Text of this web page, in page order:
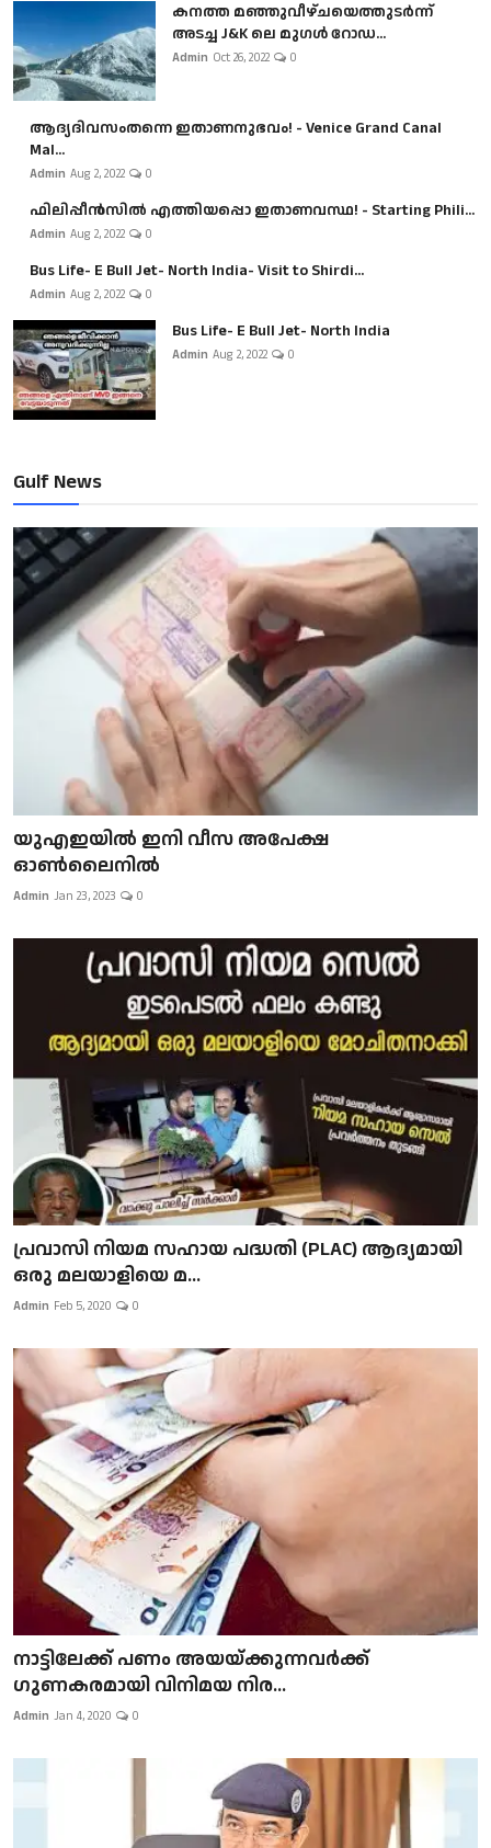
കനത്ത മഞ്ഞുവീഴ്ചയെത്തുടർന്ന്
അടച്ച J&K ലെ മുഗൾ റോഡ...
Admin Oct 26, 2022 0
ആദ്യദിവസംതന്നെ ഇതാണനുഭവം! - Venice Grand Canal
Mal...
Admin Aug 2, 2022 0
ഫിലിപ്പീൻസിൽ എത്തിയപ്പൊ ഇതാണവസ്ഥ! - Starting Phili...
Admin Aug 2, 2022 0
Bus Life- E Bull Jet- North India- Visit to Shirdi...
Admin Aug 2, 2022 0
Bus Life- E Bull Jet- North India
Admin Aug 2, 2022 0
Gulf News
യുഎഇയിൽ ഇനി വീസ അപേക്ഷ
ഓൺലൈനിൽ
Admin Jan 23, 2023 0
പ്രവാസി നിയമ സഹായ പദ്ധതി (PLAC) ആദ്യമായി
ഒരു മലയാളിയെ മ...
Admin Feb 5, 2020 0
നാട്ടിലേക്ക് പണം അയയ്ക്കുന്നവർക്ക്
ഗുണകരമായി വിനിമയ നിര...
Admin Jan 4, 2020 0